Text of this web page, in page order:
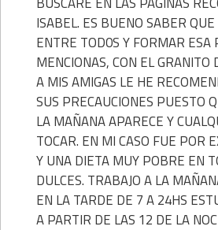
ISABEL. ES BUENO SABER
ENTRE TOD0S Y FORMAR ESA
MENCIONAS, CON EL GRANITO
A MIS AMIGAS LE HE
SUS PRECAUCIONES PUESTO
LA MAÑANA APARECE Y
TOCAR. EN MI CASO FUE POR
Y UNA DIETA MUY POBRE EN
DULCES. TRABAJO A LA
EN LA TARDE DE 7 A 24HS
A PARTIR DE LAS 12 DE LA